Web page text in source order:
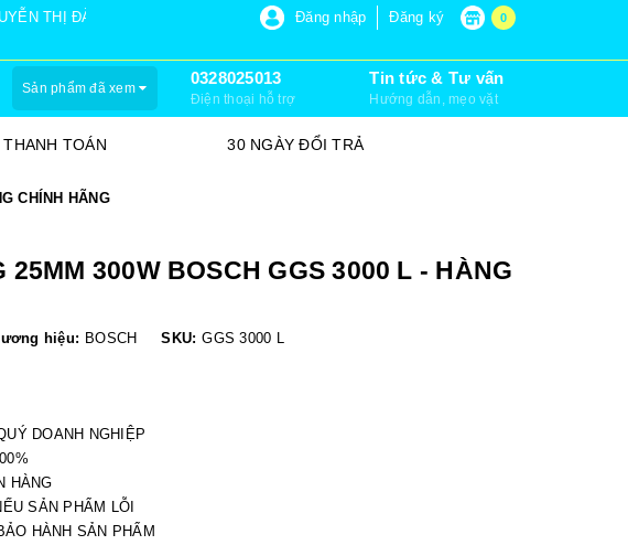
THỊ ĐÀNH, ẤP 6, XUÂN THỚI SƠN, HÓC MÔN)
0
Đăng nhập Đăng ký
Sản phẩm đã xem
0328025013
Điện thoại hỗ trợ
Tin tức & Tư vấn
Hướng dẫn, mẹo vặt
TOÁN 30 NGÀY ĐỔI TRẢ
CHÍNH HÃNG
25MM 300W BOSCH GGS 3000 L - HÀNG
hiệu: BOSCH SKU: GGS 3000 L
DOANH NGHIỆP
HÀNG
SẢN PHẨM LỖI
HÀNH SẢN PHẨM